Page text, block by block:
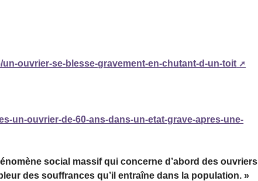
ouvrier-se-blesse-gravement-en-chutant-d-un-toit
un-ouvrier-de-60-ans-dans-un-etat-grave-apres-une-
social massif qui concerne d’abord des ouvriers
des souffrances qu’il entraîne dans la population. »